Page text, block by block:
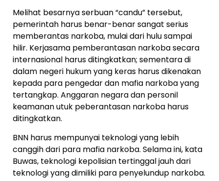
Melihat besarnya serbuan “candu” tersebut,
pemerintah harus benar-benar sangat serius
memberantas narkoba, mulai dari hulu sampai
hilir. Kerjasama pemberantasan narkoba secara
internasional harus ditingkatkan; sementara di
dalam negeri hukum yang keras harus dikenakan
kepada para pengedar dan mafia narkoba yang
tertangkap. Anggaran negara dan personil
keamanan utuk peberantasan narkoba harus
ditingkatkan.
BNN harus mempunyai teknologi yang lebih
canggih dari para mafia narkoba. Selama ini, kata
Buwas, teknologi kepolisian tertinggal jauh dari
teknologi yang dimiliki para penyelundup narkoba.